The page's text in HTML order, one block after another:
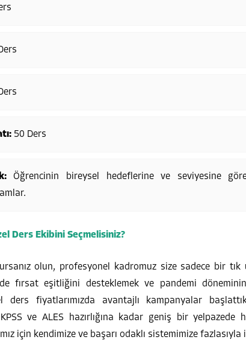
50 Ders
Öğrencinin bireysel hedeflerine ve seviyesine
Ders Ekibini Seçmelisiniz?
olun, profesyonel kadromuz size sadece bir tık
fırsat eşitliğini desteklemek ve pandemi
ders fiyatlarımızda avantajlı kampanyalar
ve ALES hazırlığına kadar geniş bir yelpazede
için kendimize ve başarı odaklı sistemimize fazlasıyla